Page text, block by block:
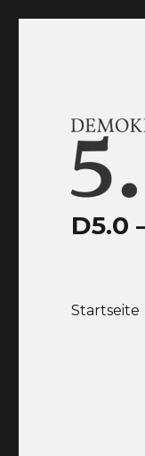
D5.0
Startseite